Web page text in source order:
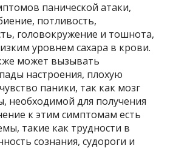
панической атаки,
потливость,
головокружение и тошнота,
уровнем сахара в крови.
может вызывать
настроения, плохую
паники, так как мозг
необходимой для получения
к этим симптомам есть
такие как трудности в
сознания, судороги и